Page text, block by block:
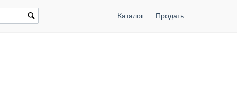
Каталог Продать